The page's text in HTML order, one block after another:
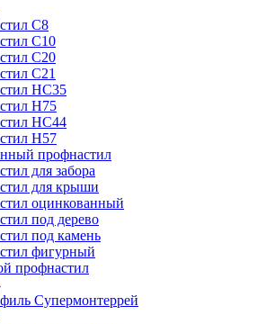
С8
С10
С20
С21
НС35
Н75
HC44
Н57
профнастил
для забора
для крыши
оцинкованный
под дерево
под камень
фигурный
профнастил
Супермонтеррей